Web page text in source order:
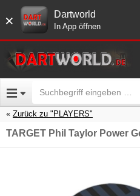
× Dartworld
In App öffnen
Zurück zu "PLAYERS"
TARGET Phil Taylor Power